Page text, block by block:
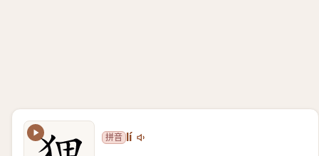
拼音 lí